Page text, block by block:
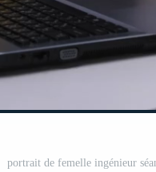
portrait de femelle ingénieur